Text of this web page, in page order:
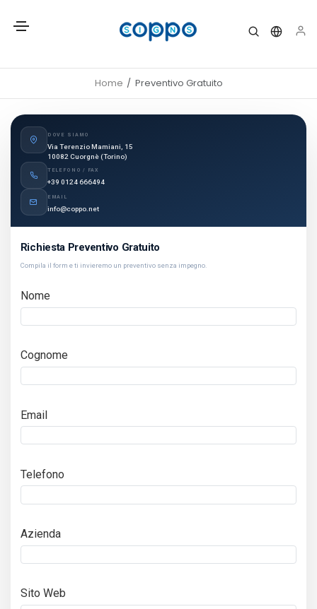
Home Preventivo Gratuito
DOVE SIAMO
Via Terenzio Mamiani, 15
10082 Cuorgnè (Torino)
TELEFONO / FAX
+39 0124 666494
EMAIL
info@coppo.net
Richiesta Preventivo Gratuito
Compila il form e ti invieremo un preventivo senza impegno.
Nome
Cognome
Email
Telefono
Azienda
Sito Web